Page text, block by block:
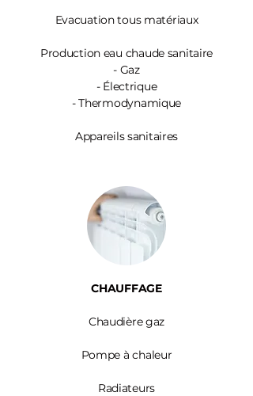
Evacuation tous matériaux
Production eau chaude sanitaire
- Gaz
- Électrique
- Thermodynamique
Appareils sanitaires
CHAUFFAGE
Chaudière gaz
Pompe à chaleur
Radiateurs